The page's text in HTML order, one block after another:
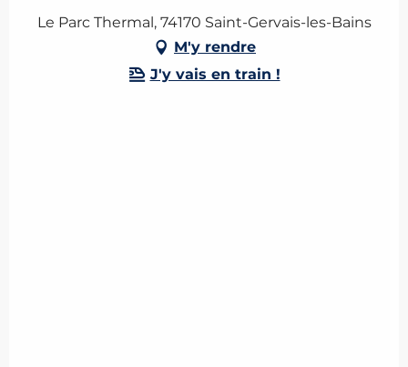
Le Parc Thermal, 74170 Saint-Gervais-les-Bains
M'y rendre
J'y vais en train !